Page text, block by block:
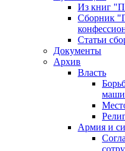
Из книг
Сборник
Статьи
Документы
Архив
Власть
Армия и